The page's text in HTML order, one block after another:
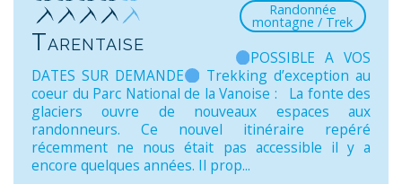
Tarentaise
Randonnée
montagne / Trek
POSSIBLE A VOS
DATES SUR DEMANDE
Trekking d’exception au
coeur du Parc National de la Vanoise : La fonte des
glaciers ouvre de nouveaux espaces aux
randonneurs. Ce nouvel itinéraire repéré
récemment ne nous était pas accessible il y a
encore quelques années. Il prop...